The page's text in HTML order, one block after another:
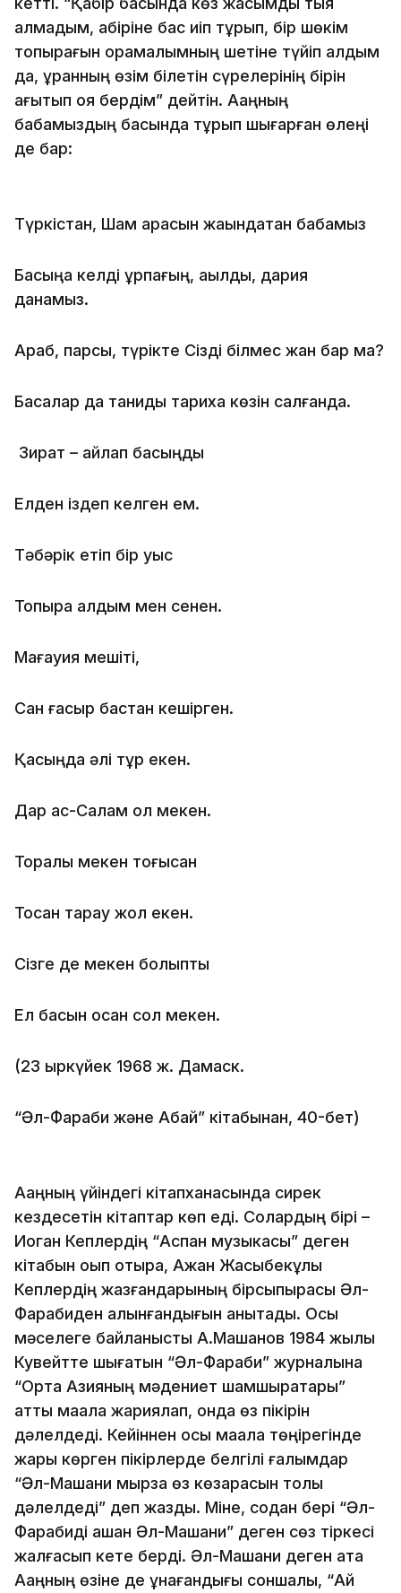
алмадым, қабіріне бас иіп тұрып, бір шөкім
топырағын орамалымның шетіне түйіп алдым
да, құранның өзім білетін сүрелерінің бірін
ағытып қоя бердім” дейтін. Ақаңның
бабамыздың басында тұрып шығарған өлеңі
де бар:
Түркістан, Шам арасын жақындатқан бабамыз
Басыңа келді ұрпағың, ақылды, дария
данамыз.
Араб, парсы, түрікте Сізді білмес жан бар ма?
Басқалар да таниды тарихқа көзін салғанда.
Зират – айлап басыңды
Елден іздеп келген ем.
Тәбәрік етіп бір уыс
Топырақ алдым мен сенен.
Мағауия мешіті,
Сан ғасыр бастан кешірген.
Қасыңда әлі тұр екен.
Дар ас-Салам ол мекен.
Торқалы мекен тоғысқан
Тоқсан тарау жол екен.
Сізге де мекен болыпты
Ел басын қосқан сол мекен.
(23 қыркүйек 1968 ж. Дамаск.
“Әл-Фараби және Абай” кітабынан, 40-бет)
Ақаңның үйіндегі кітапханасында сирек
кездесетін кітаптар көп еді. Солардың бірі –
Иоган Кеплердің “Аспан музыкасы” деген
кітабын оқып отыра, Ақжан Жақ­сыбекұлы
Кеплердің жазғандарының бірсыпырасы Әл-
Фарабиден алынғандығын анықтады. Осы
мәселеге байланысты А.Машанов 1984 жылы
Кувейтте шығатын “Әл-Фараби” журналына
“Орта Азияның мәдениет шамшырақтары”
атты мақала жариялап, онда өз пікірін
дәлелдеді. Кейіннен осы мақала төңірегінде
жарық көрген пікірлерде белгілі ғалымдар
“Әл-Машани мырза өз көзқарасын толық
дәлелдеді” деп жазды. Міне, содан бері “Әл-
Фарабиді ашқан Әл-Машани” деген сөз тіркесі
жалғасып кете берді. Әл-Машани деген атақ
Ақаңның өзіне де ұнағандығы соншалық, “Ай